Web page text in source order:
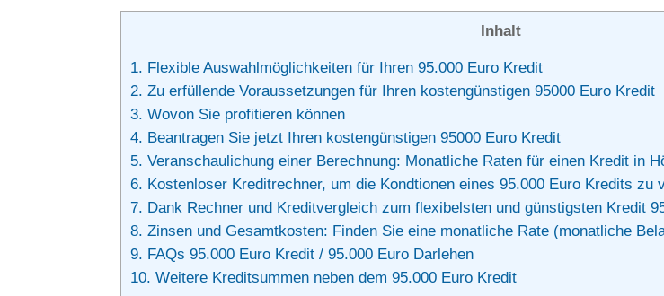
Inhalt
1. Flexible Auswahlmöglichkeiten für Ihren 95.000 Euro Kredit
2. Zu erfüllende Voraussetzungen für Ihren kostengünstigen 95000 Euro Kredit
3. Wovon Sie profitieren können
4. Beantragen Sie jetzt Ihren kostengünstigen 95000 Euro Kredit
5. Veranschaulichung einer Berechnung: Monatliche Raten für einen Kredit in
6. Kostenloser Kreditrechner, um die Kondtionen eines 95.000 Euro Kredits zu
7. Dank Rechner und Kreditvergleich zum flexibelsten und günstigsten Kredit
8. Zinsen und Gesamtkosten: Finden Sie eine monatliche Rate (monatliche
9. FAQs 95.000 Euro Kredit / 95.000 Euro Darlehen
10. Weitere Kreditsummen neben dem 95.000 Euro Kredit